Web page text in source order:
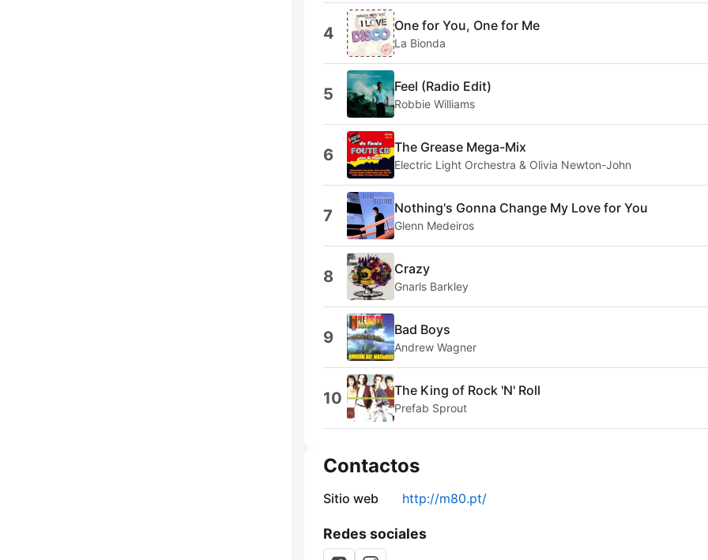
4 One for You, One for Me
La Bionda
5 Feel (Radio Edit)
Robbie Williams
6 The Grease Mega-Mix
Electric Light Orchestra & Olivia Newton-John
7 Nothing's Gonna Change My Love for You
Glenn Medeiros
8 Crazy
Gnarls Barkley
9 Bad Boys
Andrew Wagner
10 The King of Rock 'N' Roll
Prefab Sprout
Contactos
Sitio web http://m80.pt/
Redes sociales